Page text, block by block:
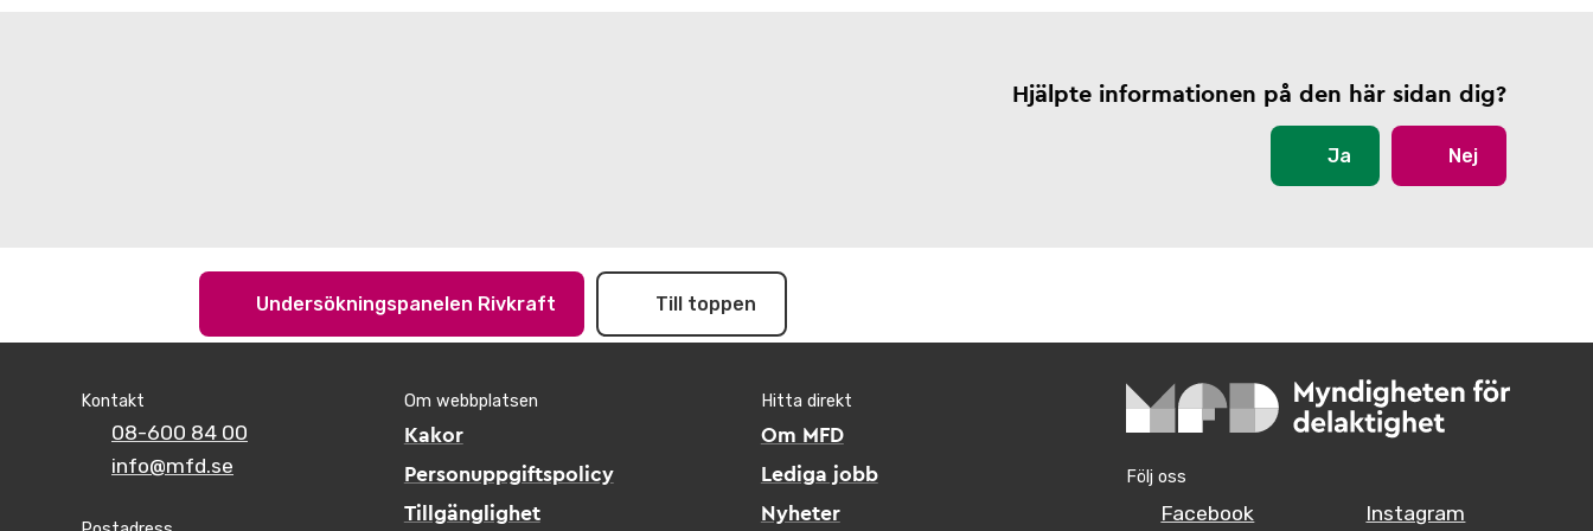
Hjälpte informationen på den här sidan dig?
Ja Nej
Undersökningspanelen Rivkraft Till toppen
Kontakt
08-600 84 00
info@mfd.se
Om webbplatsen
Kakor
Personuppgiftspolicy
Tillgänglighet
Hitta direkt
Om MFD
Lediga jobb
Nyheter
Följ oss
Facebook Instagram